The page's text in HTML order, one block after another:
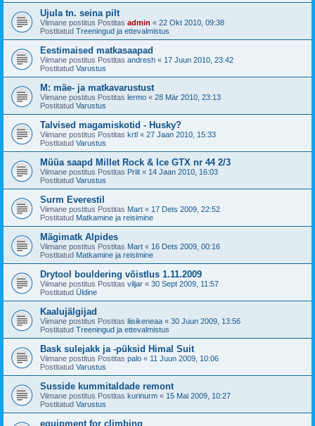
Ujula tn. seina pilt
Viimane postitus Postitas admin « 22 Okt 2010, 09:38
Postitatud Treeningud ja ettevalmistus
Eestimaised matkasaapad
Viimane postitus Postitas andresh « 17 Juun 2010, 23:42
Postitatud Varustus
M: mäe- ja matkavarustust
Viimane postitus Postitas lermo « 28 Mär 2010, 23:13
Postitatud Varustus
Talvised magamiskotid - Husky?
Viimane postitus Postitas krtl « 27 Jaan 2010, 15:33
Postitatud Varustus
Müüa saapd Millet Rock & Ice GTX nr 44 2/3
Viimane postitus Postitas Priit « 14 Jaan 2010, 16:03
Postitatud Varustus
Surm Everestil
Viimane postitus Postitas Mart « 17 Dets 2009, 22:52
Postitatud Matkamine ja reisimine
Mägimatk Alpides
Viimane postitus Postitas Mart « 16 Dets 2009, 00:16
Postitatud Matkamine ja reisimine
Drytool bouldering võistlus 1.11.2009
Viimane postitus Postitas viljar « 30 Sept 2009, 11:57
Postitatud Üldine
Kaalujälgijad
Viimane postitus Postitas liisikeneaa « 30 Juun 2009, 13:56
Postitatud Treeningud ja ettevalmistus
Bask sulejakk ja -püksid Himal Suit
Viimane postitus Postitas palo « 11 Juun 2009, 10:06
Postitatud Varustus
Susside kummitaldade remont
Viimane postitus Postitas kurinurm « 15 Mai 2009, 10:27
Postitatud Varustus
equipment for climbing